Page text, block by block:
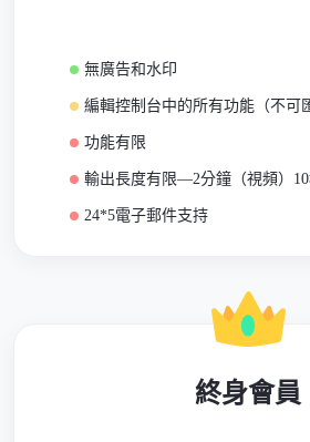
無廣告和水印
編輯控制台中的所有功能（不可
功能有限
輸出長度有限—2分鐘（視頻）10
24*5電子郵件支持
終身會員